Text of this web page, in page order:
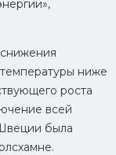
ниже
роста
всей
была